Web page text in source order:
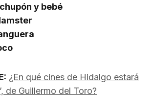
y bebé
¿En qué cines de Hidalgo estará
de Guillermo del Toro?